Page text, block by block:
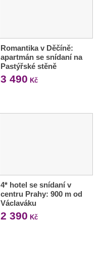
Romantika v Děčíně:
apartmán se snídaní na
Pastýřské stěně
3 490 Kč
4* hotel se snídaní v
centru Prahy: 900 m od
Václaváku
2 390 Kč